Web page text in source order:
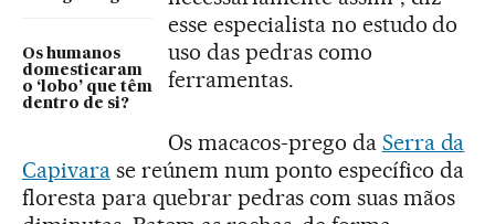
Os humanos
domesticaram
o ‘lobo’ que têm
dentro de si?
esse especialista no estudo do
uso das pedras como
ferramentas.
Os macacos-prego da Serra da
Capivarase reúnem num ponto específico da
floresta para quebrar pedras com suas mãos